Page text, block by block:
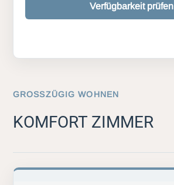
Verfügbarkeit prüfen
GROSSZÜGIG WOHNEN
KOMFORT ZIMMER